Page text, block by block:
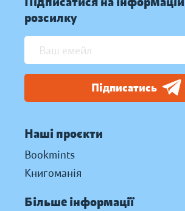
розсилку
Підписатись
Наші проєкти
Bookmints
Книгоманія
Більше інформації